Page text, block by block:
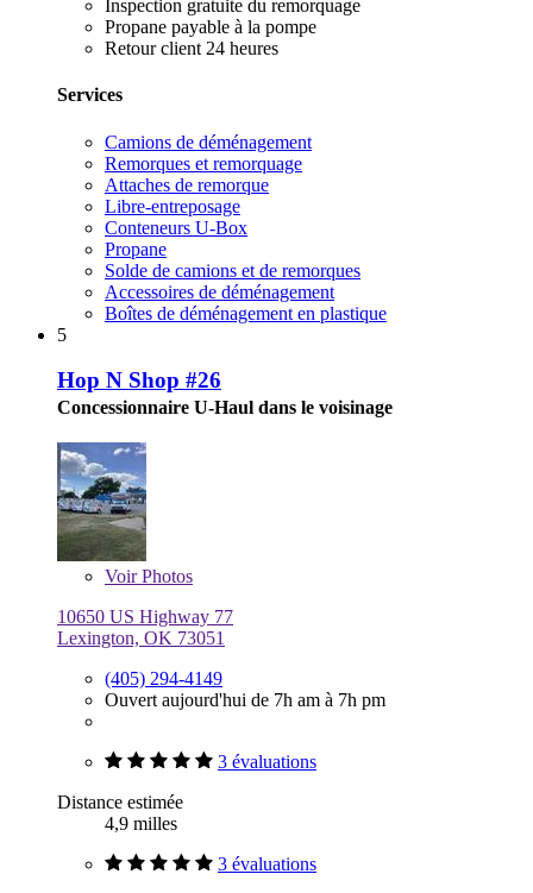
Inspection gratuite du remorquage
Propane payable à la pompe
Retour client 24 heures
Services
Camions de déménagement
Remorques et remorquage
Attaches de remorque
Libre-entreposage
Conteneurs U-Box
Propane
Solde de camions et de remorques
Accessoires de déménagement
Boîtes de déménagement en plastique
5
Hop N Shop #26
Concessionnaire U-Haul dans le voisinage
VoirPhotos
10650 US Highway 77
Lexington, OK 73051
(405) 294-4149
Ouvert aujourd'hui de 7h am à 7h pm
3 évaluations
Distance estimée
4,9 milles
3 évaluations